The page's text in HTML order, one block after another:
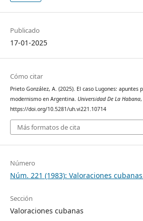
Publicado
17-01-2025
Cómo citar
Prieto González, A. (2025). El caso Lugones: apuntes
modernismo en Argentina. Universidad De La Habana,
https://doi.org/10.5281/uh.vi221.10714
Más formatos de cita
Número
Núm. 221 (1983): Valoraciones
Sección
Valoraciones cubanas